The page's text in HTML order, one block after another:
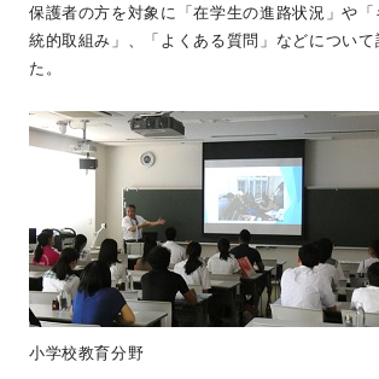
保護者の方を対象に「在学生の進路状況」や
統的取組み」、「よくある質問」などについて
た。
小学校教育分野